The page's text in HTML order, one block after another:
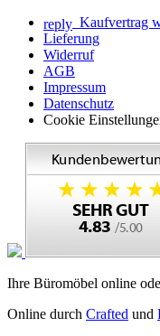
reply Kaufvertrag
Lieferung
Widerruf
AGB
Impressum
Datenschutz
Cookie
Ihre Büromöbel online
Online durch Crafted und